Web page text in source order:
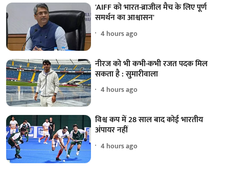
'AIFF को भारत-ब्राजील मैच के लिए पूर्ण
समर्थन का आश्वासन'
4 hours ago
नीरज को भी कभी-कभी रजत पदक मिल
सकता है : सुमारीवाला
4 hours ago
विश्व कप में 28 साल बाद कोई भारतीय
अंपायर नहीं
4 hours ago